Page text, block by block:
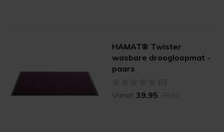
HAMAT® Twister
wasbare droogloopmat -
paars
(0)
Vanaf 39,95